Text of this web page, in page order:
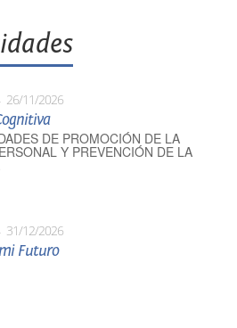
26/11/2026
DE PROMOCIÓN DE LA
Y PREVENCIÓN DE LA
31/12/2026
Futuro